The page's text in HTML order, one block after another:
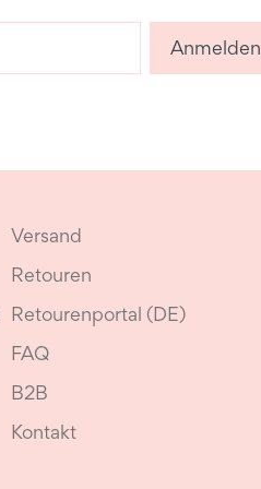
Anmelden
Versand
Retouren
Retourenportal (DE)
FAQ
B2B
Kontakt